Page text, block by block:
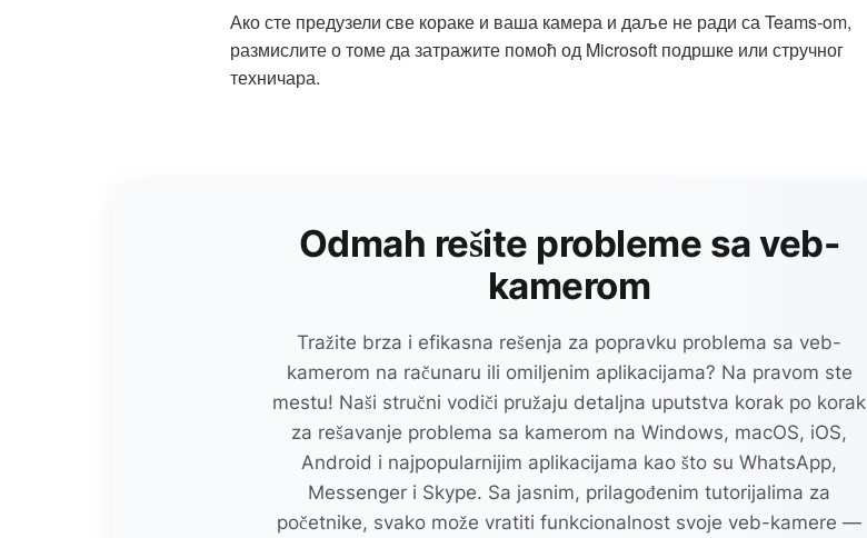
Ако сте предузели све кораке и ваша камера и даље не ради са Teams-om,
размислите о томе да затражите помоћ од Microsoft подршке или стручног
техничара.
Odmah rešite probleme sa veb-
kamerom
Tražite brza i efikasna rešenja za popravku problema sa veb-
kamerom na računaru ili omiljenim aplikacijama? Na pravom ste
mestu! Naši stručni vodiči pružaju detaljna uputstva korak po korak
za rešavanje problema sa kamerom na Windows, macOS, iOS,
Android i najpopularnijim aplikacijama kao što su WhatsApp,
Messenger i Skype. Sa jasnim, prilagođenim tutorijalima za
početnike, svako može vratiti funkcionalnost svoje veb-kamere —